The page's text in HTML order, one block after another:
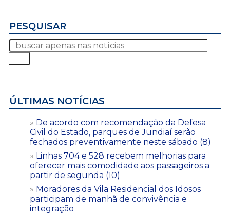
PESQUISAR
ÚLTIMAS NOTÍCIAS
De acordo com recomendação da Defesa
Civil do Estado, parques de Jundiaí serão
fechados preventivamente neste sábado (8)
Linhas 704 e 528 recebem melhorias para
oferecer mais comodidade aos passageiros a
partir de segunda (10)
Moradores da Vila Residencial dos Idosos
participam de manhã de convivência e
integração